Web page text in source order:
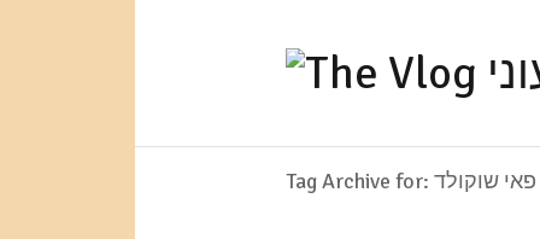
Tag Archive for: פאי שוקולד